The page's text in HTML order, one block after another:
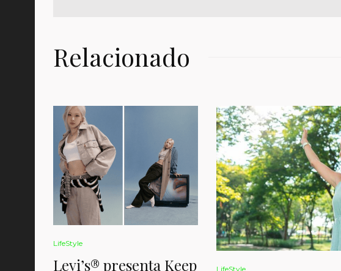
Relacionado
LifeStyle
Levi’s® presenta Keep LifeStyle